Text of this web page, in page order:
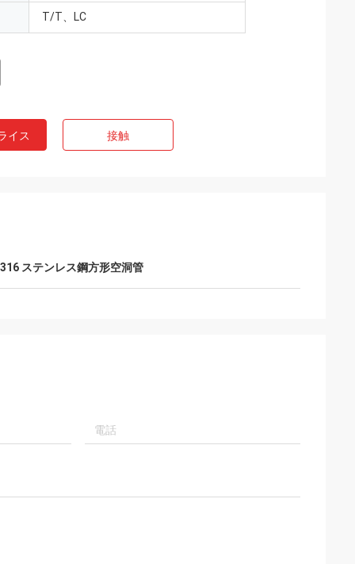
T/T、LC
イス 接触
316 ステンレス鋼方形空洞管